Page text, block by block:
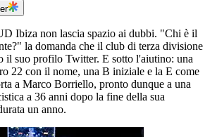
Ibiza non lascia spazio ai dubbi. "Chi è il
la domanda che il club di terza divisione
il suo profilo Twitter. E sotto l'aiutino: una
22 con il nome, una B iniziale e la E come
a Marco Borriello, pronto dunque a una
a 36 anni dopo la fine della sua
un anno.